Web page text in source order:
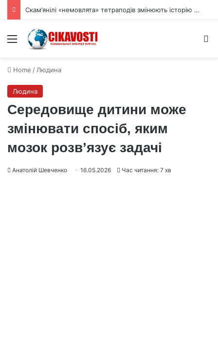
Скам’янілі «немовлята» тетраподів змінюють історію виходу на сушу
Menu
Home / Людина
Людина
Середовище дитини може
змінювати спосіб, яким
мозок розв’язує задачі
Анатолій Шевченко 16.05.2026 Час читання: 7 хв